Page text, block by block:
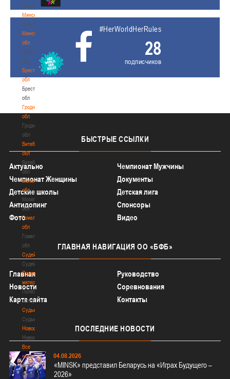
Школы
Минск
Минск
Минская
обл
Минская
обл
Брестская
обл
Брестская
обл
Гродненская
обл
Гродненская
обл
Витебская
обл
Витебская
обл
Могилевская
обл
Могилевская
обл
Гомельская
обл
Гомельская
обл
Судейство
Судейство
Полезные
материалы
Полезные
материалы
Судьи
Судьи
Новости
Новости
Все
новости
Все
новости
#HerWorldHerRules
28
подписчиков
БЫСТРЫЕ ССЫЛКИ
Актуально
Чемпионат Мужчины
Чемпионат Женщины
Документы
Детские школы
Детская лига
Антидопинг
Спонсоры
Фото
Видео
ГЛАВНАЯ НАВИГАЦИЯ ОО «БФБ»
Главная
Руководство
Новости
Соревнования
Карта сайта
Контакты
ПОСЛЕДНИЕ НОВОСТИ
04.08.2026
«MINSK» представил Беларусь на «Играх Будущего –
2026»